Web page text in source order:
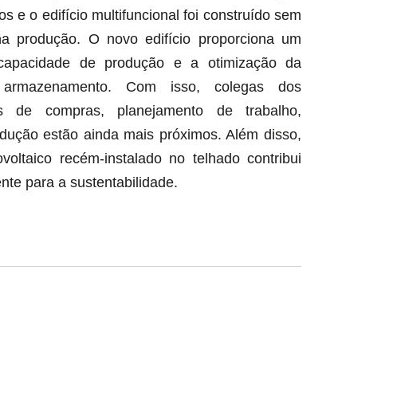
e o edifício multifuncional foi construído sem
produção. O novo edifício proporciona um
de produção e a otimização da
Com isso, colegas dos
de compras, planejamento de trabalho,
estão ainda mais próximos. Além disso,
recém-instalado no telhado contribui
para a sustentabilidade.